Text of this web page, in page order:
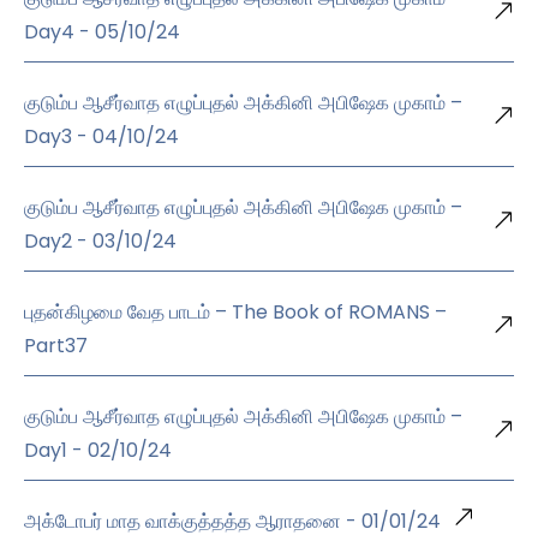
Day4 - 05/10/24
குடும்ப ஆசீர்வாத எழுப்புதல் அக்கினி அபிஷேக முகாம் –
Day3 - 04/10/24
குடும்ப ஆசீர்வாத எழுப்புதல் அக்கினி அபிஷேக முகாம் –
Day2 - 03/10/24
புதன்கிழமை வேத பாடம் – The Book of ROMANS –
Part37
குடும்ப ஆசீர்வாத எழுப்புதல் அக்கினி அபிஷேக முகாம் –
Day1 - 02/10/24
அக்டோபர் மாத வாக்குத்தத்த ஆராதனை - 01/01/24